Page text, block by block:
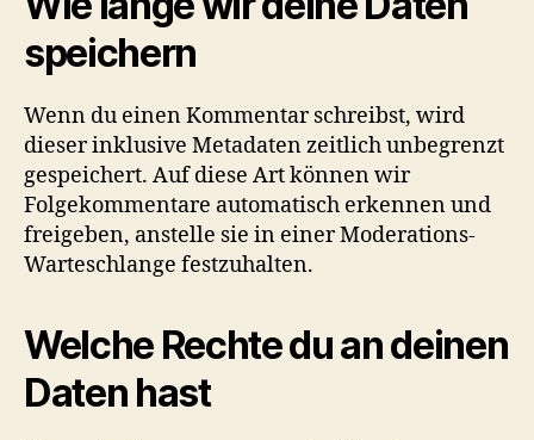
speichern
Wenn du einen Kommentar schreibst, wird
dieser inklusive Metadaten zeitlich unbegrenzt
gespeichert. Auf diese Art können wir
Folgekommentare automatisch erkennen und
freigeben, anstelle sie in einer Moderations-
Warteschlange festzuhalten.
Welche Rechte du an deinen
Daten hast